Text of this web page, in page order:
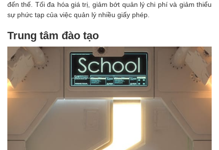
đến thế. Tối đa hóa giá trị, giảm bớt quản lý chi phí và giảm thiểu
sự phức tạp của việc quản lý nhiều giấy phép.
Trung tâm đào tạo